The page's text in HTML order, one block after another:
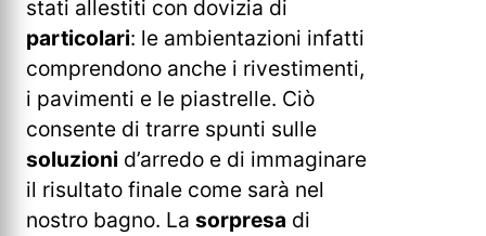
stati allestiti con dovizia di
particolari: le ambientazioni infatti
comprendono anche i rivestimenti,
i pavimenti e le piastrelle. Ciò
consente di trarre spunti sulle
soluzioni d’arredo e di immaginare
il risultato finale come sarà nel
nostro bagno. La sorpresa di